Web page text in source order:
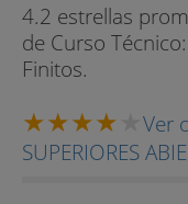
4.2 estrellas
de Curso
Finitos.
Ver
SUPERIORES